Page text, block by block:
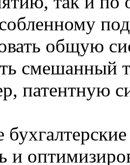
общую
смешанный
патентную
и